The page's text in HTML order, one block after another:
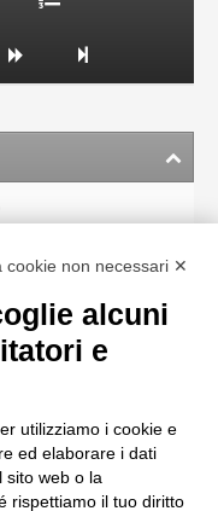
cookie non necessari ✕
alcuni
e
utilizziamo i cookie e
ed elaborare i dati
sito web o la
rispettiamo il tuo diritto